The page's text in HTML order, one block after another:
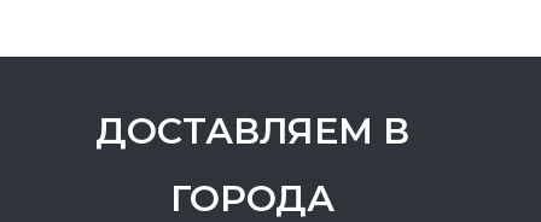
ДОСТАВЛЯЕМ В
ГОРОДА